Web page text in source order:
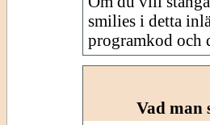
smilies i detta
programkod och
Vad man